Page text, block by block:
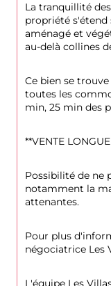
La tranquillité
propriété s'étend
aménagé et
au-delà collines
Ce bien se
toutes les
min, 25 min des
**VENTE
Possibilité de ne
notamment la
attenantes.
Pour plus
négociatrice Les
L'équipe Les